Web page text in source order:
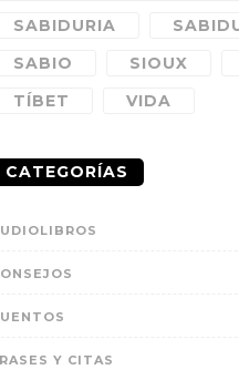
SABIDURIA
SABIO
SIOUX
TÍBET
VIDA
CATEGORÍAS
Y CITAS